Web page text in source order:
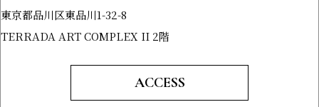
東京都品川区東品川1-32-8
TERRADA ART COMPLEX II 2階
ACCESS